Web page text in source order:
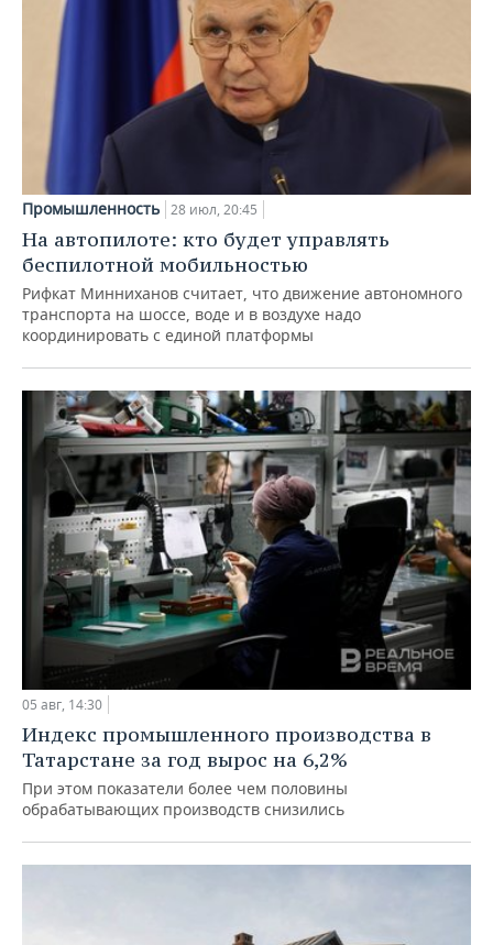
Промышленность 28 июл, 20:45
На автопилоте: кто будет управлять
беспилотной мобильностью
Рифкат Минниханов считает, что движение автономного
транспорта на шоссе, воде и в воздухе надо
координировать с единой платформы
05 авг, 14:30
Индекс промышленного производства в
Татарстане за год вырос на 6,2%
При этом показатели более чем половины
обрабатывающих производств снизились